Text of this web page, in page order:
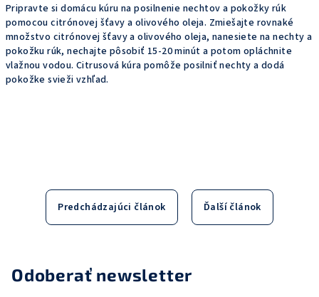
Pripravte si domácu kúru na posilnenie nechtov a pokožky rúk
pomocou citrónovej šťavy a olivového oleja. Zmiešajte rovnaké
množstvo citrónovej šťavy a olivového oleja, nanesiete na nechty a
pokožku rúk, nechajte pôsobiť 15-20 minút a potom opláchnite
vlažnou vodou. Citrusová kúra pomôže posilniť nechty a dodá
pokožke svieži vzhľad.
Predchádzajúci článok Ďalší článok
Odoberať newsletter